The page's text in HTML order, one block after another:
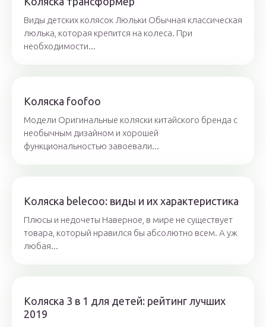
Виды детских колясок Люльки Обычная классическая
люлька, которая крепится на колеса. При
необходимости...
Коляска foofoo
Модели Оригинальные коляски китайского бренда с
необычным дизайном и хорошей
функциональностью завоевали...
Коляска belecoo: виды и их характеристика
Плюсы и недочеты Наверное, в мире не существует
товара, который нравился бы абсолютно всем. А уж
любая...
Коляска 3 в 1 для детей: рейтинг лучших
2019